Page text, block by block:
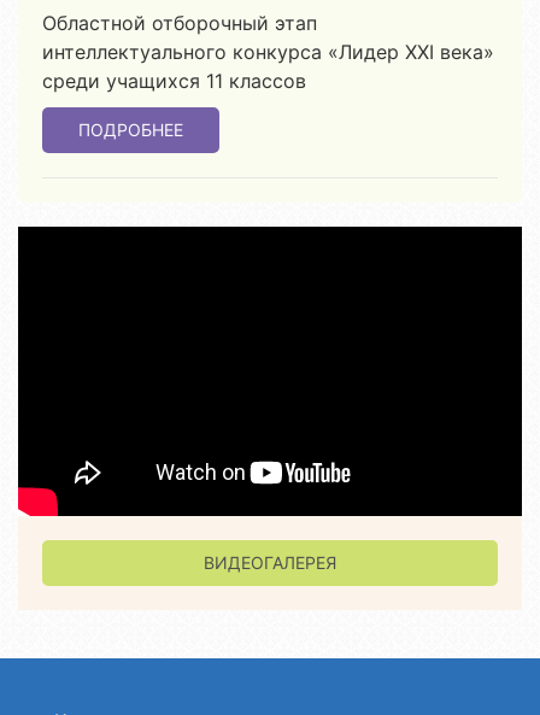
Областной отборочный этап
интеллектуального конкурса «Лидер ХХІ века»
среди учащихся 11 классов
ПОДРОБНЕЕ
ВИДЕОГАЛЕРЕЯ